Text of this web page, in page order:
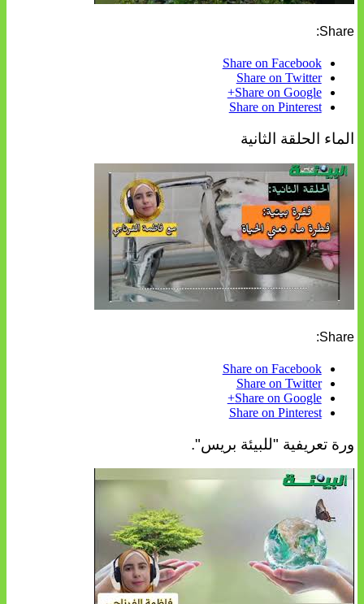
Share:
Share on Facebook
Share on Twitter
Share on Google+
Share on Pinterest
الماء الحلقة الثانية
Share:
Share on Facebook
Share on Twitter
Share on Google+
Share on Pinterest
ورة تعريفية "للبيئة بريس".